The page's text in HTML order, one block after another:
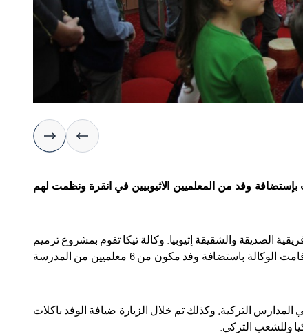
بإستضافة وفد من المعلميين الاثيوبيين في انقرة ونظمت لهم
الصديقة والشقيقة إثيوبيا. وكالة تيكا تقوم بمشروع ترميم
واعادة انشاء مدرسة معهد ابادير في العاصمة أديس أبابا الاثيوبية ومن ضمن المشروع قامت الوكالة باستضافة وفد مكون من 6 معلميين من المدرسة
التركية. وكذلك تم خلال الزيارة ضيافة الوفد باكلات
وللشعب التركي.